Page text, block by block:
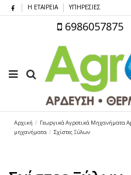
Η ΕΤΑΙΡΕΙΑ ΥΠΗΡΕΣΙΕΣ
6986057875
Αρχική Γεωργικά Αγροτικά Μηχανήματα
μηχανήματα
Σχίστες Ξύλων